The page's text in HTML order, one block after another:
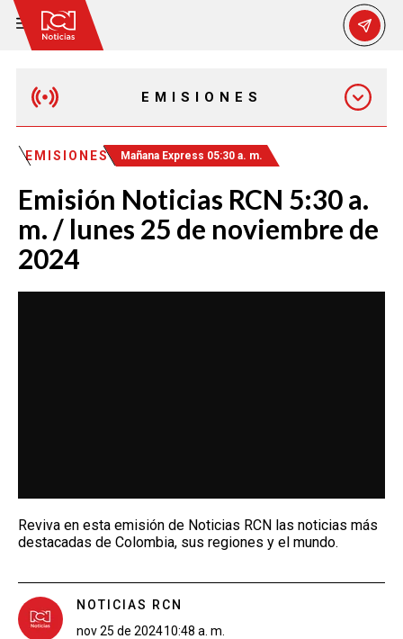
EMISIONES
MAÑANA EXPRESS
EMISIÓN 12:30 PM
EMISIONES Mañana Express 05:30 a. m.
Emisión Noticias RCN 5:30 a.
m. / lunes 25 de noviembre de
2024
Reviva en esta emisión de Noticias RCN las noticias más
destacadas de Colombia, sus regiones y el mundo.
NOTICIAS RCN
nov 25 de 202410:48 a. m.